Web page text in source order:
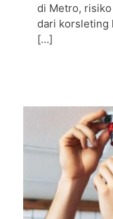
di Metro,
dari korsleting
[…]